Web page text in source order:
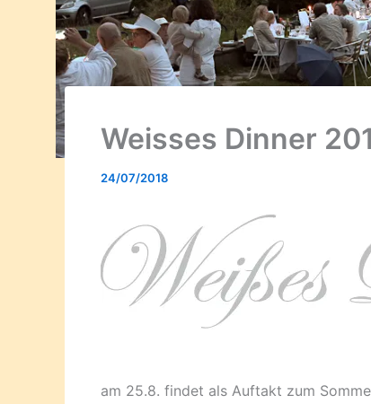
Weisses Dinner
24/07/2018
am 25.8. findet als Auftakt zum